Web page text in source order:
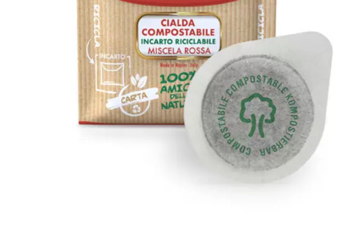
1050 cialde filtrocarta compostabili
ESE 44 mm Caffè Borbone miscela
ROSSA (RED)